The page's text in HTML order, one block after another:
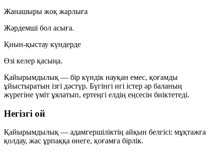
Жанашыры жоқ жарлыға
Жәрдемші бол асыға.
Қиын-қыстау күндерде
Өзі келер қасыңа.
Қайырымдылық — бір күндік науқан емес, қоғамды
ұйыстыратын ізгі дәстүр. Бүгінгі игі істер әр баланың
жүрегіне үміт ұялатып, ертеңгі елдің еңсесін биіктетеді.
Негізгі ой
Қайырымдылық — адамгершіліктің айқын белгісі: мұқтажға
қолдау, жас ұрпаққа өнеге, қоғамға бірлік.